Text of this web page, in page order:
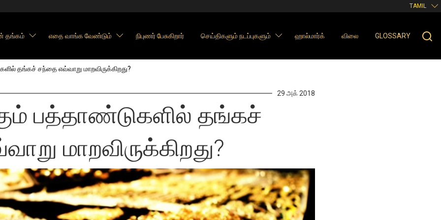
TAMIL
தங்கம் எதை வாங்க வேண்டும் நிபுணர் பேசுகிறார் செய்திகளும் நடப்புகளும் ஹால்மார்க் விலை GLOSSARY
தங்கச் சந்தை எவ்வாறு மாறவிருக்கிறது?
29 அக் 2018
பத்தாண்டுகளில் தங்கச்
மாறவிருக்கிறது?